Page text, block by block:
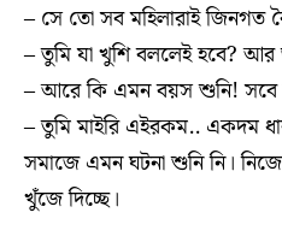
– সে তো সব মহিলারাই জিনগত
– তুমি যা খুশি বললেই হবে?
– আরে কি এমন বয়স শুনি! সবে
– তুমি মাইরি এইরকম.. একদম
সমাজে এমন ঘটনা শুনি নি।
খুঁজে দিচ্ছে।